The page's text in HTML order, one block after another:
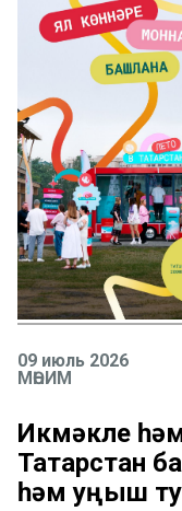
09 июль 2026
МӨҺИМ
Икмәкле
Татарстан
һәм уңыш